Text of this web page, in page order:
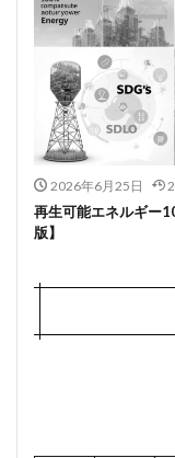
2026年6月25日
再生可能エネルギー
版】